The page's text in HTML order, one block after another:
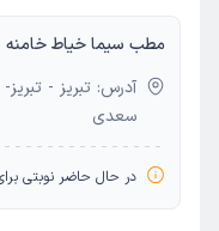
مطب سیما خیاط خامنه
آدرس: تبریز -
سعدی
در حال حاضر نوبتی